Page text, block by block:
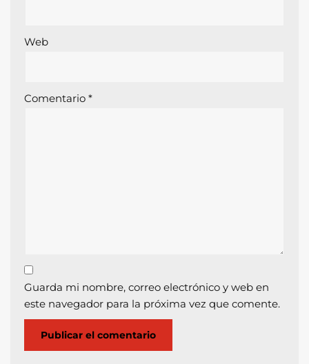
Web
Comentario *
Guarda mi nombre, correo electrónico y web en
este navegador para la próxima vez que comente.